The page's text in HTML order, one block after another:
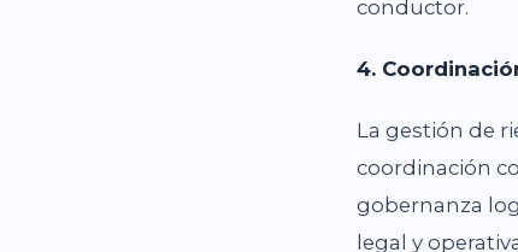
conductor.
4.
La gestión de
coordinación
gobernanza
legal y